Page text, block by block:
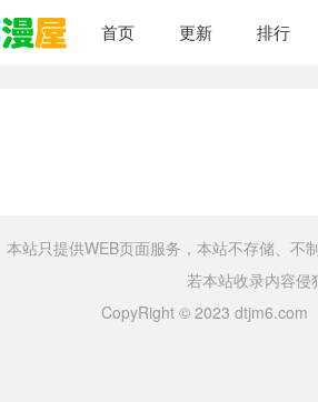
首页 更新 排行
本站只提供WEB页面服务，本站不存储、不
若本站收录内容侵
CopyRight © 2023